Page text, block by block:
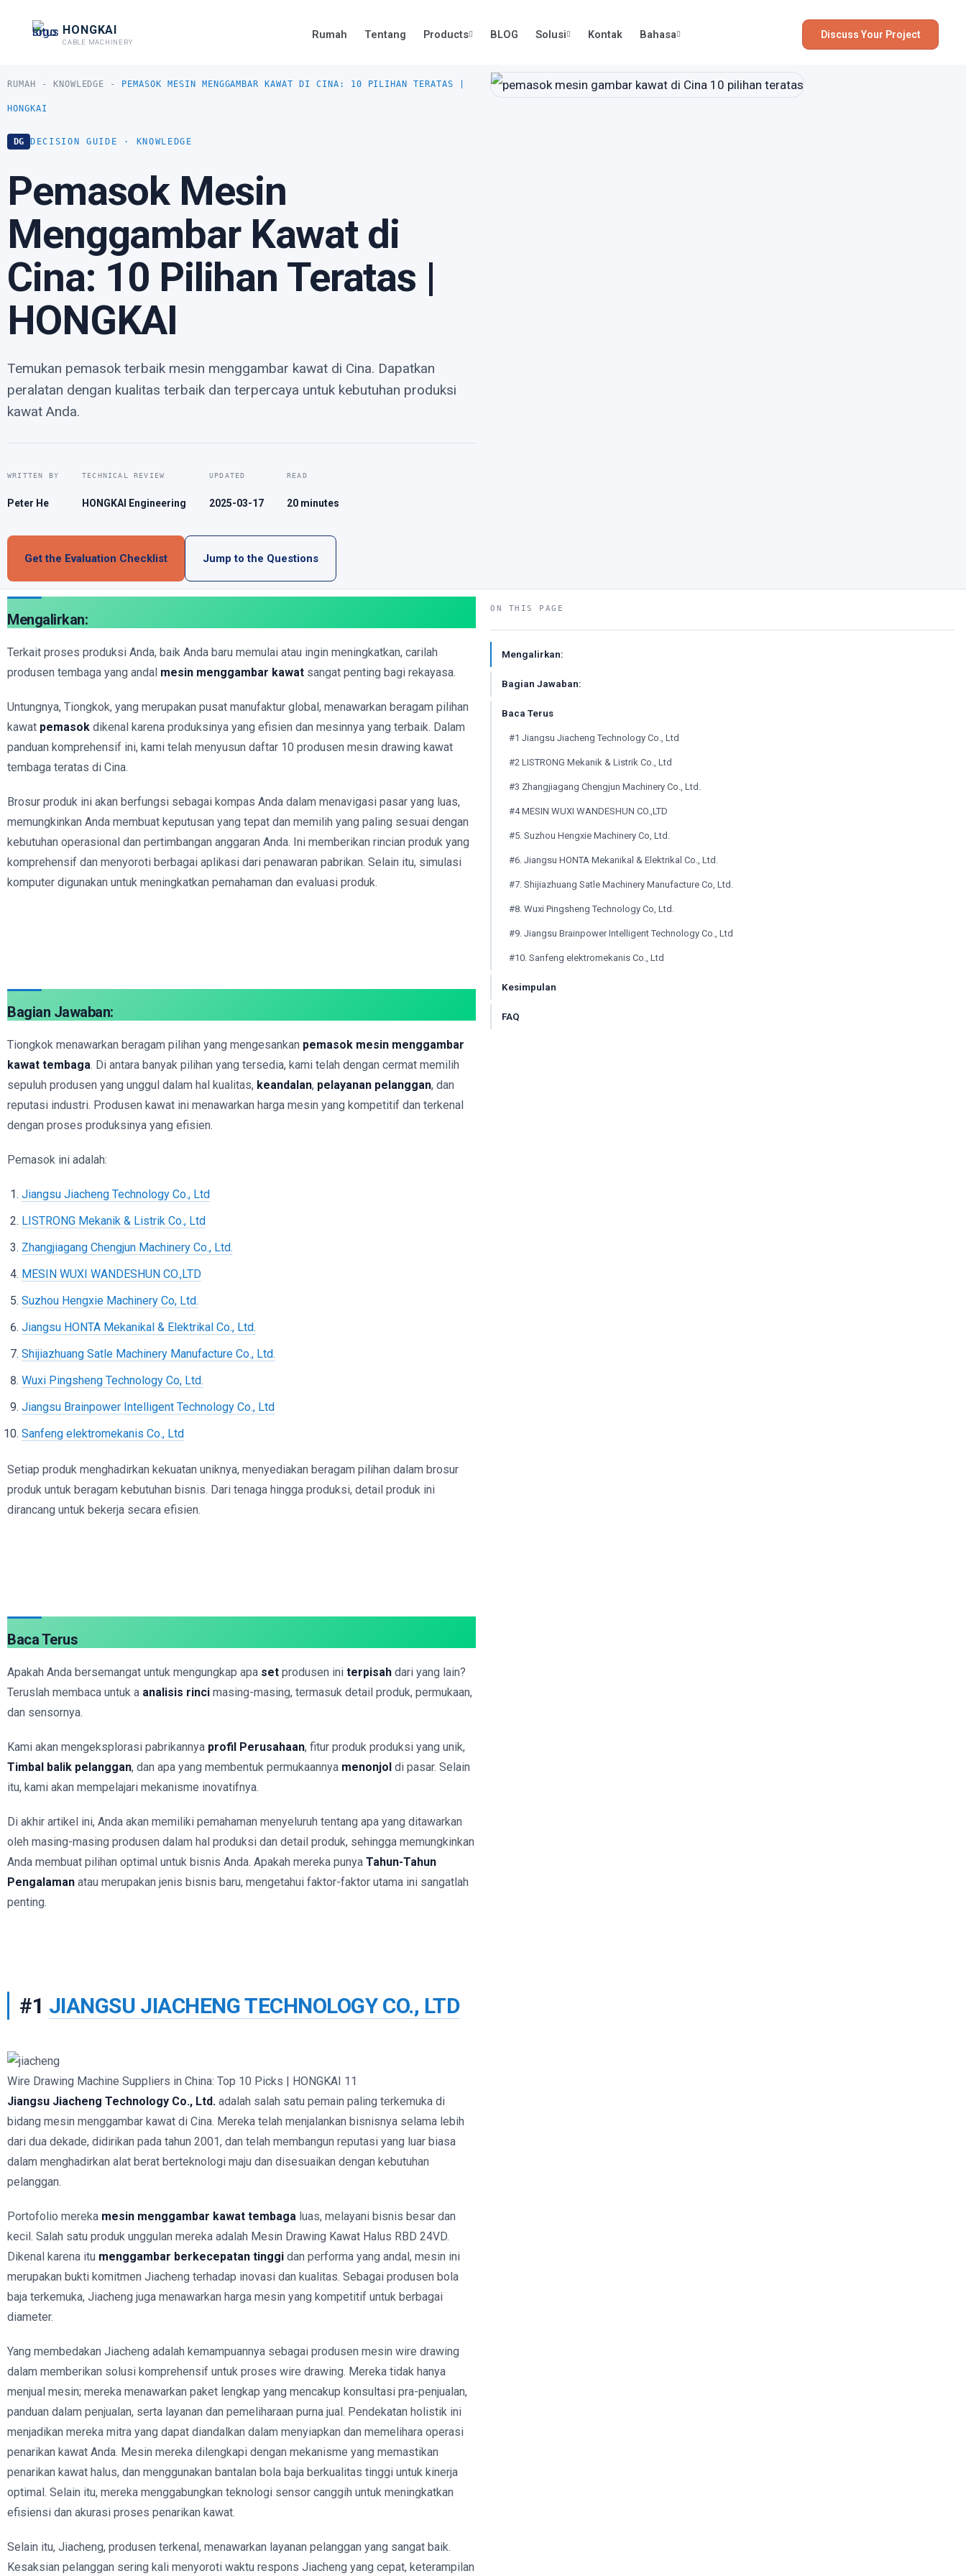
容
HONGKAI
CABLE MACHINERY
Rumah Tentang Products BLOG Solusi Kontak Bahasa Discuss Your Project
RUMAH - KNOWLEDGE - PEMASOK MESIN MENGGAMBAR KAWAT DI CINA: 10 PILIHAN TERATAS |
HONGKAI
DG DECISION GUIDE · KNOWLEDGE
Pemasok Mesin
Menggambar Kawat di
Cina: 10 Pilihan Teratas |
HONGKAI
Temukan pemasok terbaik mesin menggambar kawat di Cina. Dapatkan
peralatan dengan kualitas terbaik dan terpercaya untuk kebutuhan produksi
kawat Anda.
WRITTEN BY
Peter He
TECHNICAL REVIEW
HONGKAI Engineering
UPDATED
2025-03-17
READ
20 minutes
Get the Evaluation Checklist Jump to the Questions
Mengalirkan:
Terkait proses produksi Anda, baik Anda baru memulai atau ingin meningkatkan, carilah
produsen tembaga yang andal mesin menggambar kawat sangat penting bagi rekayasa.
Untungnya, Tiongkok, yang merupakan pusat manufaktur global, menawarkan beragam pilihan
kawat pemasok dikenal karena produksinya yang efisien dan mesinnya yang terbaik. Dalam
panduan komprehensif ini, kami telah menyusun daftar 10 produsen mesin drawing kawat
tembaga teratas di Cina.
Brosur produk ini akan berfungsi sebagai kompas Anda dalam menavigasi pasar yang luas,
memungkinkan Anda membuat keputusan yang tepat dan memilih yang paling sesuai dengan
kebutuhan operasional dan pertimbangan anggaran Anda. Ini memberikan rincian produk yang
komprehensif dan menyoroti berbagai aplikasi dari penawaran pabrikan. Selain itu, simulasi
komputer digunakan untuk meningkatkan pemahaman dan evaluasi produk.
Bagian Jawaban:
Tiongkok menawarkan beragam pilihan yang mengesankan pemasok mesin menggambar
kawat tembaga. Di antara banyak pilihan yang tersedia, kami telah dengan cermat memilih
sepuluh produsen yang unggul dalam hal kualitas, keandalan, pelayanan pelanggan, dan
reputasi industri. Produsen kawat ini menawarkan harga mesin yang kompetitif dan terkenal
dengan proses produksinya yang efisien.
Pemasok ini adalah:
Jiangsu Jiacheng Technology Co., Ltd
LISTRONG Mekanik & Listrik Co., Ltd
Zhangjiagang Chengjun Machinery Co., Ltd.
MESIN WUXI WANDESHUN CO.,LTD
Suzhou Hengxie Machinery Co, Ltd.
Jiangsu HONTA Mekanikal & Elektrikal Co., Ltd.
Shijiazhuang Satle Machinery Manufacture Co., Ltd.
Wuxi Pingsheng Technology Co, Ltd.
Jiangsu Brainpower Intelligent Technology Co., Ltd
Sanfeng elektromekanis Co., Ltd
Setiap produk menghadirkan kekuatan uniknya, menyediakan beragam pilihan dalam brosur
produk untuk beragam kebutuhan bisnis. Dari tenaga hingga produksi, detail produk ini
dirancang untuk bekerja secara efisien.
Baca Terus
Apakah Anda bersemangat untuk mengungkap apa set produsen ini terpisah dari yang lain?
Teruslah membaca untuk a analisis rinci masing-masing, termasuk detail produk, permukaan,
dan sensornya.
Kami akan mengeksplorasi pabrikannya profil Perusahaan, fitur produk produksi yang unik,
Timbal balik pelanggan, dan apa yang membentuk permukaannya menonjol di pasar. Selain
itu, kami akan mempelajari mekanisme inovatifnya.
Di akhir artikel ini, Anda akan memiliki pemahaman menyeluruh tentang apa yang ditawarkan
oleh masing-masing produsen dalam hal produksi dan detail produk, sehingga memungkinkan
Anda membuat pilihan optimal untuk bisnis Anda. Apakah mereka punya Tahun-Tahun
Pengalaman atau merupakan jenis bisnis baru, mengetahui faktor-faktor utama ini sangatlah
penting.
#1 JIANGSU JIACHENG TECHNOLOGY CO., LTD
Wire Drawing Machine Suppliers in China: Top 10 Picks | HONGKAI 11
Jiangsu Jiacheng Technology Co., Ltd. adalah salah satu pemain paling terkemuka di
bidang mesin menggambar kawat di Cina. Mereka telah menjalankan bisnisnya selama lebih
dari dua dekade, didirikan pada tahun 2001, dan telah membangun reputasi yang luar biasa
dalam menghadirkan alat berat berteknologi maju dan disesuaikan dengan kebutuhan
pelanggan.
Portofolio mereka mesin menggambar kawat tembaga luas, melayani bisnis besar dan
kecil. Salah satu produk unggulan mereka adalah Mesin Drawing Kawat Halus RBD 24VD.
Dikenal karena itu menggambar berkecepatan tinggi dan performa yang andal, mesin ini
merupakan bukti komitmen Jiacheng terhadap inovasi dan kualitas. Sebagai produsen bola
baja terkemuka, Jiacheng juga menawarkan harga mesin yang kompetitif untuk berbagai
diameter.
Yang membedakan Jiacheng adalah kemampuannya sebagai produsen mesin wire drawing
dalam memberikan solusi komprehensif untuk proses wire drawing. Mereka tidak hanya
menjual mesin; mereka menawarkan paket lengkap yang mencakup konsultasi pra-penjualan,
panduan dalam penjualan, serta layanan dan pemeliharaan purna jual. Pendekatan holistik ini
menjadikan mereka mitra yang dapat diandalkan dalam menyiapkan dan memelihara operasi
penarikan kawat Anda. Mesin mereka dilengkapi dengan mekanisme yang memastikan
penarikan kawat halus, dan menggunakan bantalan bola baja berkualitas tinggi untuk kinerja
optimal. Selain itu, mereka menggabungkan teknologi sensor canggih untuk meningkatkan
efisiensi dan akurasi proses penarikan kawat.
Selain itu, Jiacheng, produsen terkenal, menawarkan layanan pelanggan yang sangat baik.
Kesaksian pelanggan sering kali menyoroti waktu respons Jiacheng yang cepat, keterampilan
ON THIS PAGE
Mengalirkan:
Bagian Jawaban:
Baca Terus
#1 Jiangsu Jiacheng Technology Co., Ltd
#2 LISTRONG Mekanik & Listrik Co., Ltd
#3 Zhangjiagang Chengjun Machinery Co., Ltd.
#4 MESIN WUXI WANDESHUN CO.,LTD
#5. Suzhou Hengxie Machinery Co, Ltd.
#6. Jiangsu HONTA Mekanikal & Elektrikal Co., Ltd.
#7. Shijiazhuang Satle Machinery Manufacture Co, Ltd.
#8. Wuxi Pingsheng Technology Co, Ltd.
#9. Jiangsu Brainpower Intelligent Technology Co., Ltd
#10. Sanfeng elektromekanis Co., Ltd
Kesimpulan
FAQ